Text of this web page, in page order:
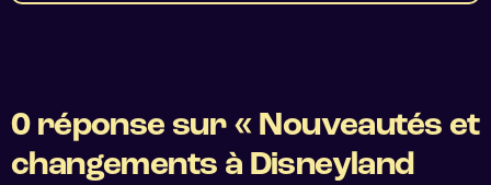
0 réponse sur « Nouveautés et
changements à Disneyland